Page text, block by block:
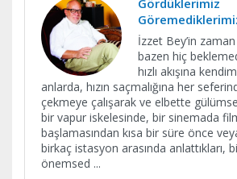
Gördüklerimiz
İzzet Bey’in
bazen hiç
hızlı akışına
anlarda, hızın saçmalığına her
çekmeye çalışarak ve elbette
bir vapur iskelesinde, bir sinemada
başlamasından kısa bir süre önce
birkaç istasyon arasında anlattıkları,
önemsed ...